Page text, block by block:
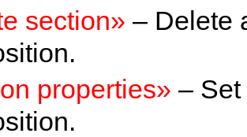
section» – Delete
properties» –